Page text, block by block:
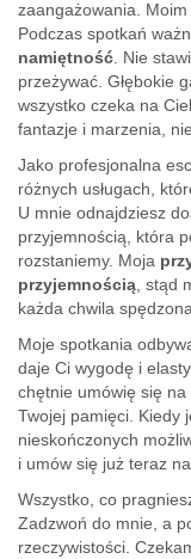
zaangażowania. Moim
Podczas spotkań
namiętność . Nie
przeżywać. Głębokie
wszystko czeka na
fantazje i marzenia,
Jako profesjonalna
różnych usługach,
U mnie odnajdziesz
przyjemnością, która
rozstaniemy. Moja
przyjemnością , stąd
każda chwila
Moje spotkania
daje Ci wygodę i
chętnie umówię się
Twojej pamięci. Kiedy
nieskończonych
i umów się już teraz
Wszystko, co
Zadzwoń do mnie, a
rzeczywistości.